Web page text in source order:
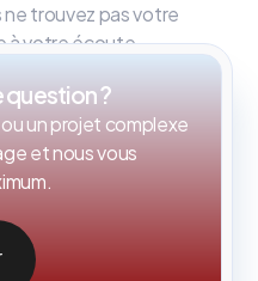
trouvez pas votre
à votre écoute.
question ?
un projet complexe
et nous vous